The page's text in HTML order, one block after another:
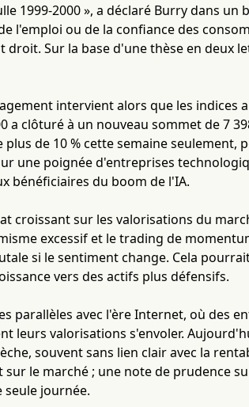
1999-2000 », a déclaré Burry dans un
l'emploi ou de la confiance des
Sur la base d'une thèse en deux
intervient alors que les indices
a clôturé à un nouveau sommet de 7
de 10 % cette semaine seulement,
une poignée d'entreprises
bénéficiaires du boom de l'IA.
croissant sur les valorisations du
excessif et le trading de
si le sentiment change. Cela
vers des actifs plus défensifs.
parallèles avec l'ère Internet, où des
leurs valorisations s'envoler.
souvent sans lien clair avec la
le marché ; une note de prudence
seule journée.